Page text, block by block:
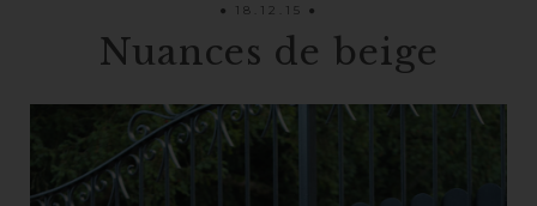
18.12.15
Nuances de beige